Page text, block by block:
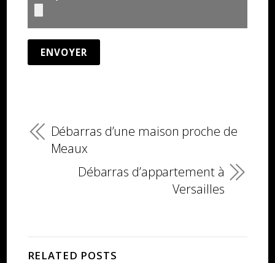
Débarras d’une maison proche de
Meaux
Débarras d’appartement à
Versailles
RELATED POSTS